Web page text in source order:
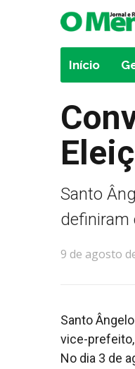
Início
Santo
definiram
9 de agosto
Santo
vice-
No dia 3 de